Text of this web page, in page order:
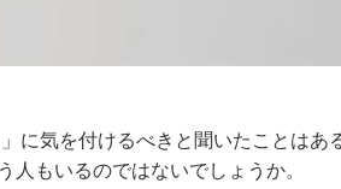
に気を付けるべきと聞いたことはあ
もいるのではないでしょうか。